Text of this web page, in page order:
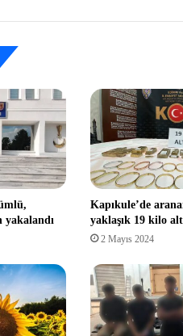
yakalandı
Kapıkule’de
yaklaşık 19 kilo
2 Mayıs 2024